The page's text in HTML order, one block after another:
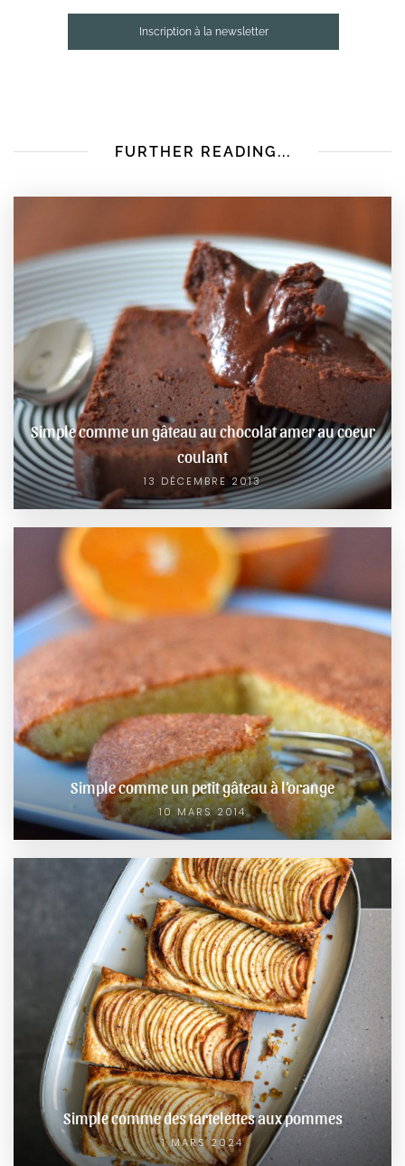
Inscription à la newsletter
FURTHER READING...
Simple comme un gâteau au chocolat amer au coeur
coulant
13 DÉCEMBRE 2013
Simple comme un petit gâteau à l’orange
10 MARS 2014
Simple comme des tartelettes aux pommes
1 MARS 2024